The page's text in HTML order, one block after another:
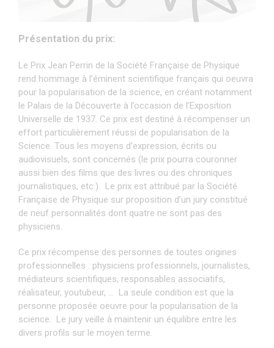
Présentation du prix:
Le Prix Jean Perrin de la Société Française de Physique
rend hommage à l’éminent scientifique français qui oeuvra
pour la popularisation de la science, en créant notamment
le Palais de la Découverte à l’occasion de l’Exposition
Universelle de 1937. Ce prix est destiné à récompenser un
effort particulièrement réussi de popularisation de la
Science. Tous les moyens d’expression, écrits ou
audiovisuels, sont concernés (le prix pourra couronner
aussi bien des films que des livres ou des chroniques
journalistiques, etc.). Le prix est attribué par la Société
Française de Physique sur proposition d’un jury constitué
de neuf personnalités dont quatre ne sont pas des
physiciens.
Ce prix récompense des personnes de toutes origines
professionnelles : physiciens professionnels, journalistes,
médiateurs scientifiques, responsables associatifs,
réalisateur, youtubeur, … La seule condition est que la
personne proposée oeuvre pour la popularisation de la
science. Le jury veille à maintenir un équilibre entre les
divers profils sur le moyen terme.